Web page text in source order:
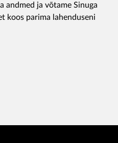
andmed ja võtame Sinuga
koos parima lahenduseni